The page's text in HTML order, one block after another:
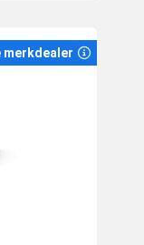
merkdealer